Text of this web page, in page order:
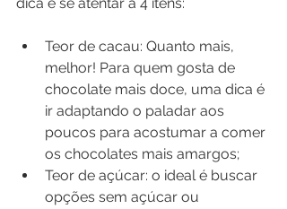
Teor de cacau: Quanto mais,
melhor! Para quem gosta de
chocolate mais doce, uma dica é
ir adaptando o paladar aos
poucos para acostumar a comer
os chocolates mais amargos;
Teor de açúcar: o ideal é buscar
opções sem açúcar ou